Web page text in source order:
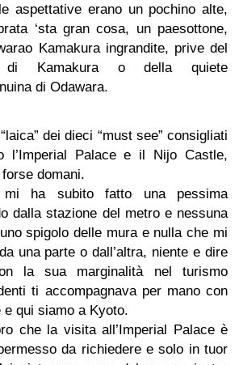
aspettative erano un pochino alte,
‘sta gran cosa, un paesottone,
o Kamakuraingrandite, prive del
di Kamakura o della quiete
di Odawara.
dei dieci “must see” consigliati
l’Imperial Palace e il Nijo Castle,
domani.
mi ha subito fatto una pessima
dalla stazione del metro e nessuna
spigolo delle mura e nulla che mi
una parte o dall’altra, niente e dire
la sua marginalità nel turismo
ti accompagnava per mano con
qui siamo a Kyoto.
che la visita all’Imperial Palace è
da richiedere e solo in tuor